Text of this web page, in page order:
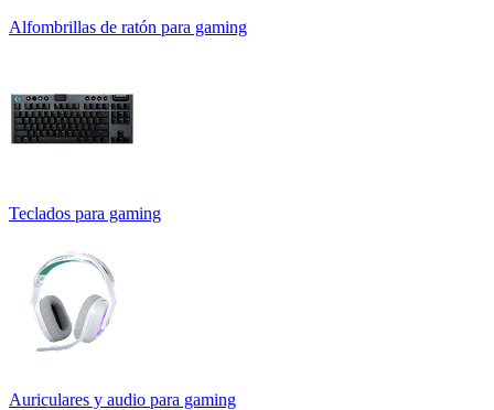
Alfombrillas de ratón para gaming
Teclados para gaming
Auriculares y audio para gaming